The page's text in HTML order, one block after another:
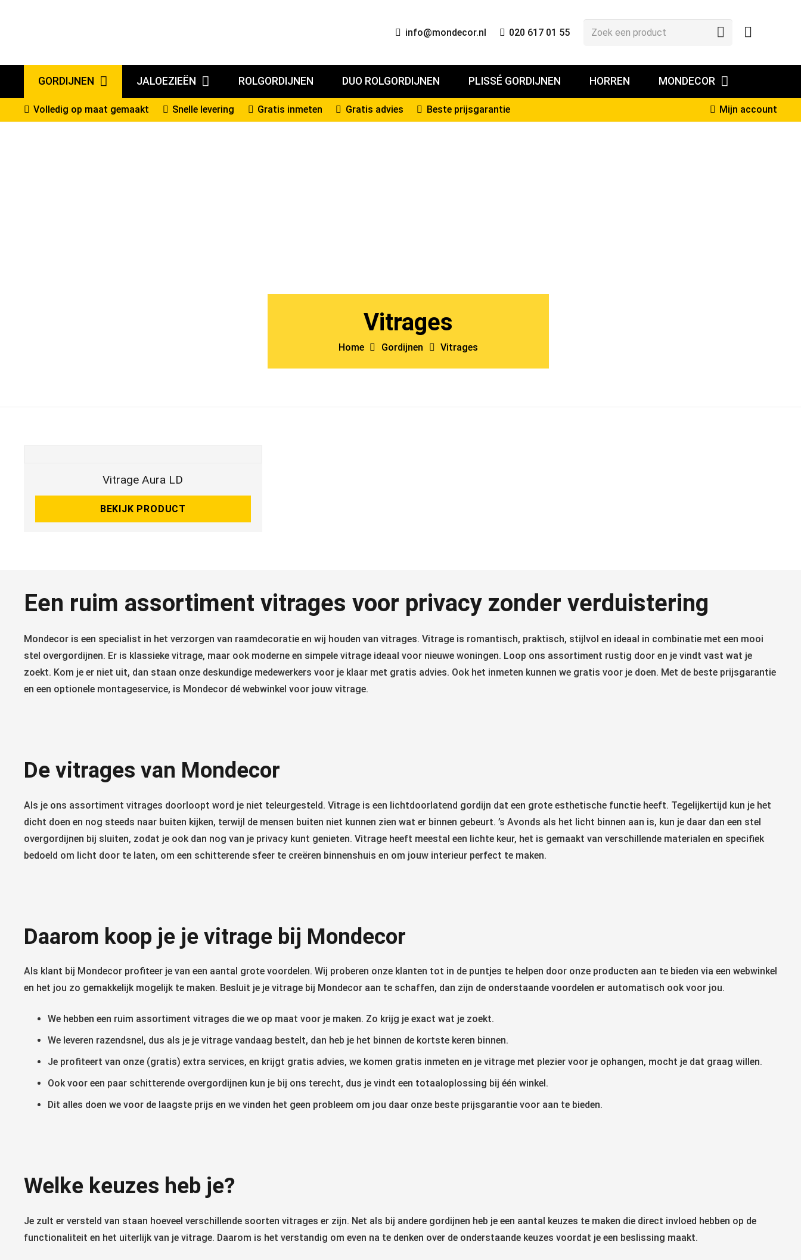
info@mondecor.nl 020 617 01 55
GORDIJNEN JALOEZIEËN ROLGORDIJNEN DUO ROLGORDIJNEN PLISSÉ GORDIJNEN HORREN MONDECOR
Volledig op maat gemaakt Snelle levering Gratis inmeten Gratis advies Beste prijsgarantie Mijn account
Vitrages
Home Gordijnen Vitrages
Vitrage Aura LD
BEKIJK PRODUCT
Een ruim assortiment vitrages voor privacy zonder verduistering
Mondecor is een specialist in het verzorgen van raamdecoratie en wij houden van vitrages. Vitrage is romantisch, praktisch, stijlvol en ideaal in combinatie met een mooi
stel overgordijnen. Er is klassieke vitrage, maar ook moderne en simpele vitrage ideaal voor nieuwe woningen. Loop ons assortiment rustig door en je vindt vast wat je
zoekt. Kom je er niet uit, dan staan onze deskundige medewerkers voor je klaar met gratis advies. Ook het inmeten kunnen we gratis voor je doen. Met de beste prijsgarantie
en een optionele montageservice, is Mondecor dé webwinkel voor jouw vitrage.
De vitrages van Mondecor
Als je ons assortiment vitrages doorloopt word je niet teleurgesteld. Vitrage is een lichtdoorlatend gordijn dat een grote esthetische functie heeft. Tegelijkertijd kun je het
dicht doen en nog steeds naar buiten kijken, terwijl de mensen buiten niet kunnen zien wat er binnen gebeurt. ’s Avonds als het licht binnen aan is, kun je daar dan een stel
overgordijnen bij sluiten, zodat je ook dan nog van je privacy kunt genieten. Vitrage heeft meestal een lichte keur, het is gemaakt van verschillende materialen en specifiek
bedoeld om licht door te laten, om een schitterende sfeer te creëren binnenshuis en om jouw interieur perfect te maken.
Daarom koop je je vitrage bij Mondecor
Als klant bij Mondecor profiteer je van een aantal grote voordelen. Wij proberen onze klanten tot in de puntjes te helpen door onze producten aan te bieden via een webwinkel
en het jou zo gemakkelijk mogelijk te maken. Besluit je je vitrage bij Mondecor aan te schaffen, dan zijn de onderstaande voordelen er automatisch ook voor jou.
We hebben een ruim assortiment vitrages die we op maat voor je maken. Zo krijg je exact wat je zoekt.
We leveren razendsnel, dus als je je vitrage vandaag bestelt, dan heb je het binnen de kortste keren binnen.
Je profiteert van onze (gratis) extra services, en krijgt gratis advies, we komen gratis inmeten en je vitrage met plezier voor je ophangen, mocht je dat graag willen.
Ook voor een paar schitterende overgordijnen kun je bij ons terecht, dus je vindt een totaaloplossing bij één winkel.
Dit alles doen we voor de laagste prijs en we vinden het geen probleem om jou daar onze beste prijsgarantie voor aan te bieden.
Welke keuzes heb je?
Je zult er versteld van staan hoeveel verschillende soorten vitrages er zijn. Net als bij andere gordijnen heb je een aantal keuzes te maken die direct invloed hebben op de
functionaliteit en het uiterlijk van je vitrage. Daarom is het verstandig om even na te denken over de onderstaande keuzes voordat je een beslissing maakt.